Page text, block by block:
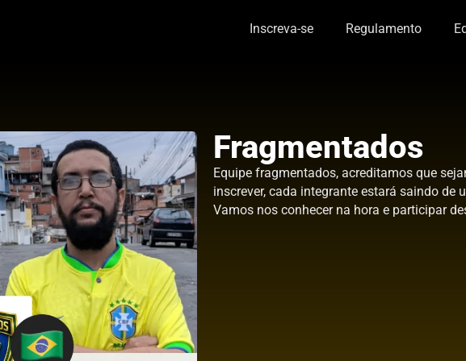
Inscreva-se Regulamento
Fragmentados
Equipe fragmentados, acreditamos que
inscrever, cada integrante estará saindo de
Vamos nos conhecer na hora e participar